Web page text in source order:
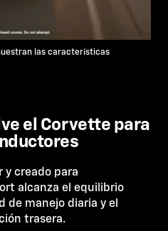
las características
el Corvette para
y creado para
alcanza el equilibrio
de manejo diaria y el
trasera.